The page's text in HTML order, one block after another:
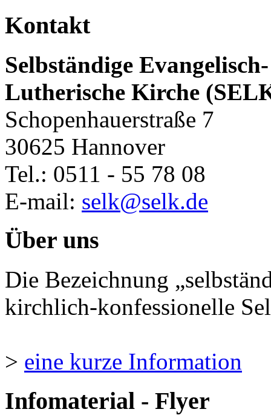
Kontakt
Selbständige Evangelisch-
Lutherische Kirche
Schopenhauerstraße 7
30625 Hannover
Tel.: 0511 - 55 78 08
E-mail: selk@selk.de
Über uns
Die Bezeichnung
kirchlich-konfessionelle
> eine kurze Information
Infomaterial - Flyer